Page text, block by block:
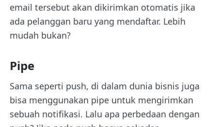
email tersebut akan dikirimkan otomatis jika
ada pelanggan baru yang mendaftar. Lebih
mudah bukan?
Pipe
Sama seperti push, di dalam dunia bisnis juga
bisa menggunakan pipe untuk mengirimkan
sebuah notifikasi. Lalu apa perbedaan dengan